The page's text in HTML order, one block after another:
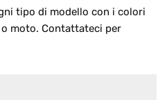
tipo di modello con i colori
moto. Contattateci per